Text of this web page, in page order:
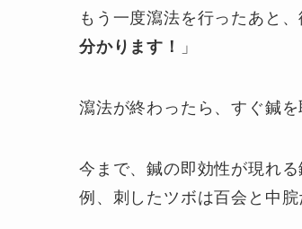
もう一度瀉法を行ったあと
分かります！
」
瀉法が終わったら、すぐ鍼
今まで、鍼の即効性が現れ
例、刺したツボは百会と中